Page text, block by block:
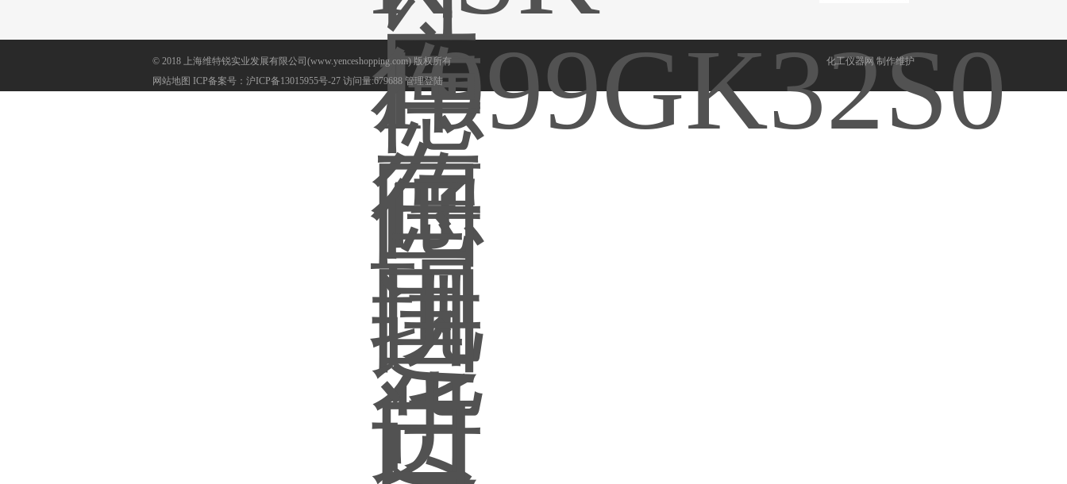
© 2018 上海维特锐实业发展有限公司(www.yenceshopping.com) 版权所有
网站地图 ICP备案号： 沪ICP备13015955号-27 访问量:679688 管理登陆
化工仪器网制作维护